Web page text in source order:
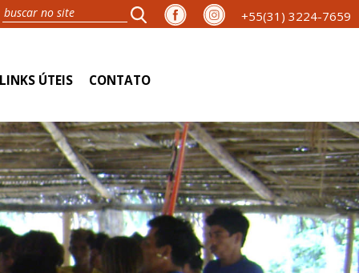
+55(31) 3224-7659
LINKS ÚTEIS CONTATO